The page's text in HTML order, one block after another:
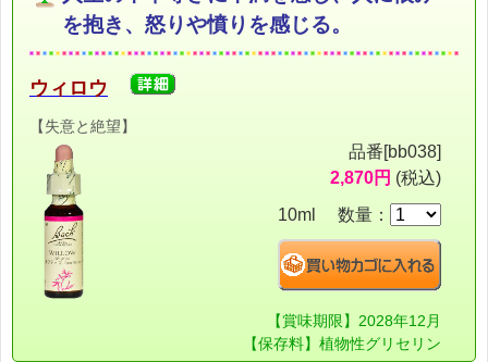
を抱き、怒りや憤りを感じる。
ウィロウ
【失意と絶望】
品番[bb038]
2,870円 (税込)
10ml 数量：
【賞味期限】2028年12月
【保存料】植物性グリセリン